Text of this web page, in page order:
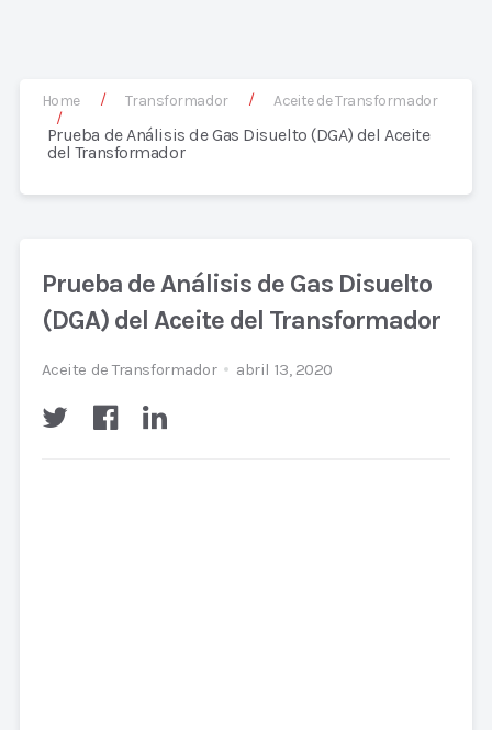
Home / Transformador /
Aceite de Transformador
/
Prueba de Análisis de Gas Disuelto (DGA) del Aceite
del Transformador
Prueba de Análisis de Gas Disuelto
(DGA) del Aceite del Transformador
Aceite de Transformador abril 13, 2020